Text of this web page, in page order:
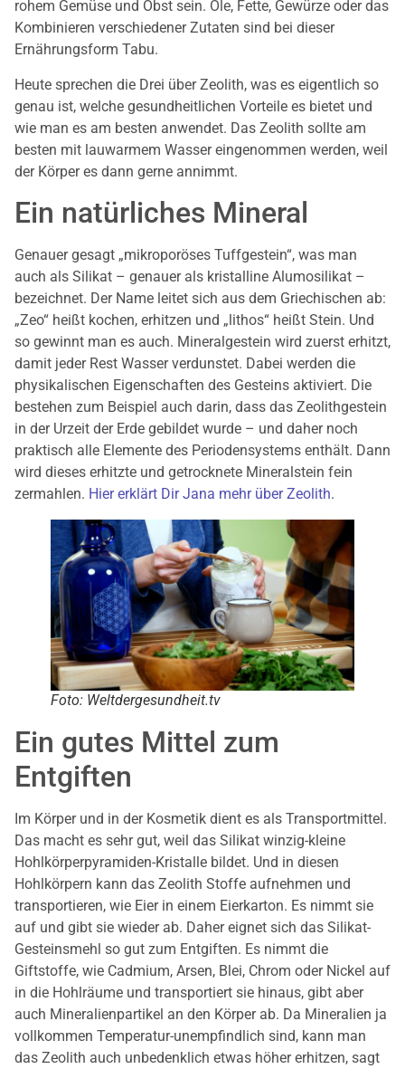
rohem Gemüse und Obst sein. Öle, Fette, Gewürze oder das
Kombinieren verschiedener Zutaten sind bei dieser
Ernährungsform Tabu.
Heute sprechen die Drei über Zeolith, was es eigentlich so
genau ist, welche gesundheitlichen Vorteile es bietet und
wie man es am besten anwendet. Das Zeolith sollte am
besten mit lauwarmem Wasser eingenommen werden, weil
der Körper es dann gerne annimmt.
Ein natürliches Mineral
Genauer gesagt „mikroporöses Tuffgestein“, was man
auch als Silikat – genauer als kristalline Alumosilikat –
bezeichnet. Der Name leitet sich aus dem Griechischen ab:
„Zeo“ heißt kochen, erhitzen und „lithos“ heißt Stein. Und
so gewinnt man es auch. Mineralgestein wird zuerst erhitzt,
damit jeder Rest Wasser verdunstet. Dabei werden die
physikalischen Eigenschaften des Gesteins aktiviert. Die
bestehen zum Beispiel auch darin, dass das Zeolithgestein
in der Urzeit der Erde gebildet wurde – und daher noch
praktisch alle Elemente des Periodensystems enthält. Dann
wird dieses erhitzte und getrocknete Mineralstein fein
zermahlen. Hier erklärt Dir Jana mehr über Zeolith.
Foto: Weltdergesundheit.tv
Ein gutes Mittel zum
Entgiften
Im Körper und in der Kosmetik dient es als Transportmittel.
Das macht es sehr gut, weil das Silikat winzig-kleine
Hohlkörperpyramiden-Kristalle bildet. Und in diesen
Hohlkörpern kann das Zeolith Stoffe aufnehmen und
transportieren, wie Eier in einem Eierkarton. Es nimmt sie
auf und gibt sie wieder ab. Daher eignet sich das Silikat-
Gesteinsmehl so gut zum Entgiften. Es nimmt die
Giftstoffe, wie Cadmium, Arsen, Blei, Chrom oder Nickel auf
in die Hohlräume und transportiert sie hinaus, gibt aber
auch Mineralienpartikel an den Körper ab. Da Mineralien ja
vollkommen Temperatur-unempfindlich sind, kann man
das Zeolith auch unbedenklich etwas höher erhitzen, sagt